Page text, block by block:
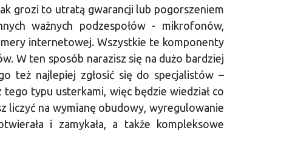
grozi to utratą gwarancji lub pogorszeniem
ważnych podzespołów - mikrofonów,
internetowej. Wszystkie te komponenty
W ten sposób narazisz się na dużo bardziej
też najlepiej zgłosić się do specjalistów –
tego typu usterkami, więc będzie wiedział co
liczyć na wymianę obudowy, wyregulowanie
i zamykała, a także kompleksowe